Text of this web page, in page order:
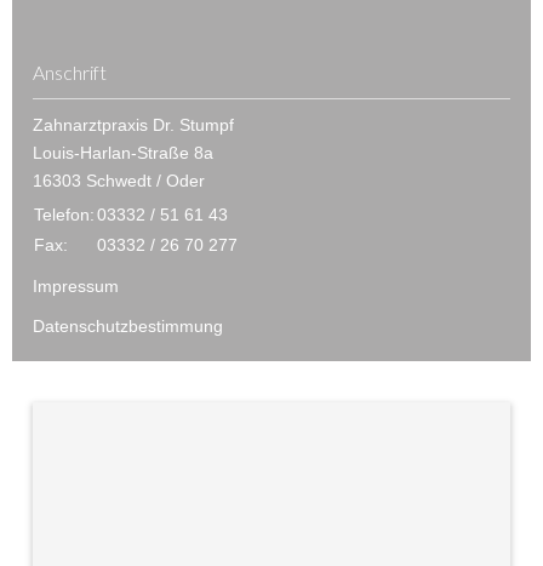
Anschrift
Zahnarztpraxis Dr. Stumpf
Louis-Harlan-Straße 8a
16303 Schwedt / Oder
Telefon:03332 / 51 61 43
Fax:
03332 / 26 70 277
Impressum
Datenschutzbestimmung